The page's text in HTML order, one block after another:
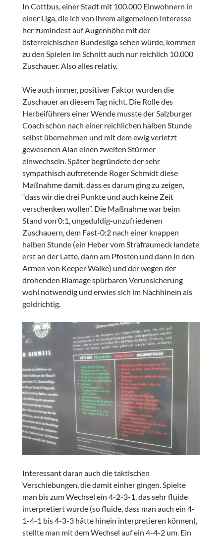
In Cottbus, einer Stadt mit 100.000 Einwohnern in
einer Liga, die ich von ihrem allgemeinen Interesse
her zumindest auf Augenhöhe mit der
österreichischen Bundesliga sehen würde, kommen
zu den Spielen im Schnitt auch nur reichlich 10.000
Zuschauer. Also alles relativ.
Wie auch immer, positiver Faktor wurden die
Zuschauer an diesem Tag nicht. Die Rolle des
Herbeiführers einer Wende musste der Salzburger
Coach schon nach einer reichlichen halben Stunde
selbst übernehmen und mit dem ewig verletzt
gewesenen Alan einen zweiten Stürmer
einwechseln. Später begründete der sehr
sympathisch auftretende Roger Schmidt diese
Maßnahme damit, dass es darum ging zu zeigen,
“dass wir die drei Punkte und auch keine Zeit
verschenken wollen”. Die Maßnahme war beim
Stand von 0:1, ungeduldig-unzufriedenen
Zuschauern, dem Fast-0:2 nach einer knappen
halben Stunde (ein Heber vom Strafraumeck landete
erst an der Latte, dann am Pfosten und dann in den
Armen von Keeper Walke) und der wegen der
drohenden Blamage spürbaren Verunsicherung
wohl notwendig und erwies sich im Nachhinein als
goldrichtig.
Interessant daran auch die taktischen
Verschiebungen, die damit einher gingen. Spielte
man bis zum Wechsel ein 4-2-3-1, das sehr fluide
interpretiert wurde (so fluide, dass man auch ein 4-
1-4-1 bis 4-3-3 hätte hinein interpretieren können),
stellte man mit dem Wechsel auf ein 4-4-2 um. Ein